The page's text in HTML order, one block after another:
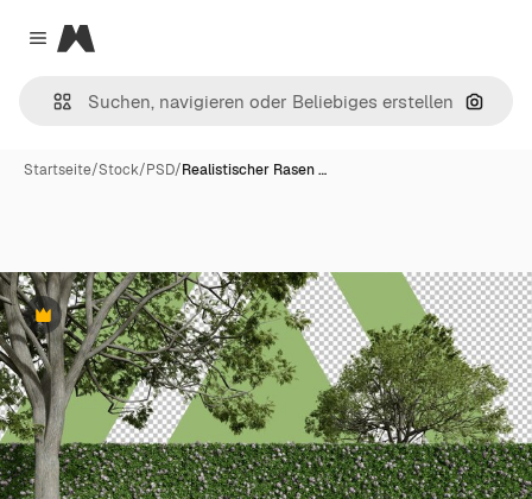
Close menu
Magnific
Nach
Startseite/Stock/PSD/Realistischer Rasen …
Premium